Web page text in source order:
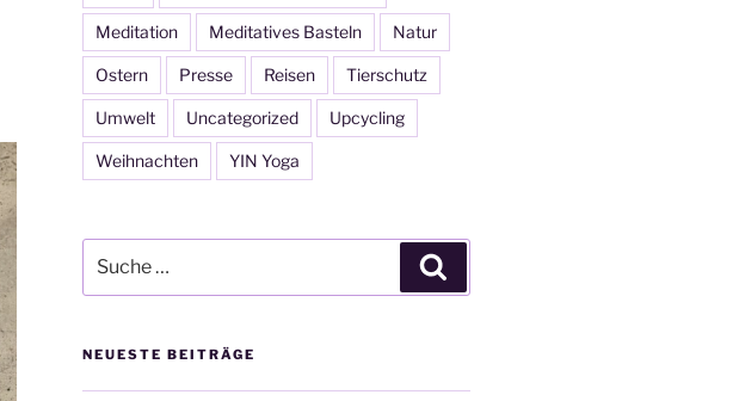
Meditation Meditatives Basteln Natur
Ostern Presse Reisen Tierschutz
Umwelt Uncategorized Upcycling
Weihnachten YIN Yoga
nach:
NEUESTE BEITRÄGE